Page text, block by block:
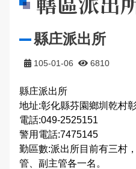
主管簡介
組織執掌
聯絡資訊
轄區概況
活動訊息
RSS訊息中心
交通安全宣導
婦幼宣導
保防宣導
犯罪預防宣導
165反詐騙宣導
法令條文宣導
便民服務
資料查詢
表單下載
政府資訊公開
雙語詞彙
申辦服務
民意廣場
分局長信箱
問卷調查
交通違規舉發
警民交流留言板
影音出版品
活動相簿
影音多媒體
相關連結
縣庄派出所
105-01-06 6810
縣庄派出所
地址:彰化縣芬園鄉圳乾村
電話:049-2525151
警用電話:7475145
勤區數:派出所目前有三村
管、副主管各一名。